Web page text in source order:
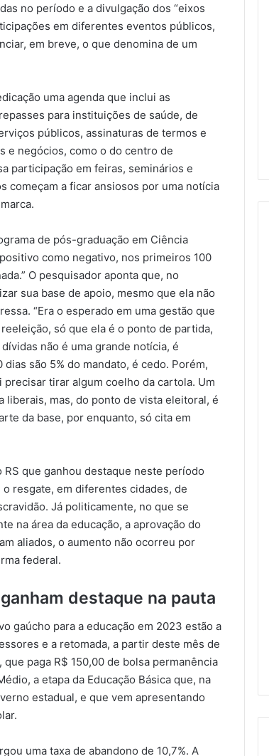
no período e a divulgação dos “eixos
em diferentes eventos públicos,
em breve, o que denomina de um
uma agenda que inclui as
para instituições de saúde, de
públicos, assinaturas de termos e
e negócios, como o do centro de
participação em feiras, seminários e
começam a ficar ansiosos por uma notícia
de pós-graduação em Ciência
como negativo, nos primeiros 100
O pesquisador aponta que, no
sua base de apoio, mesmo que ela não
“Era o esperado em uma gestão que
só que ela é o ponto de partida,
não é uma grande notícia, é
são 5% do mandato, é cedo. Porém,
tirar algum coelho da cartola. Um
liberais, mas, do ponto de vista eleitoral, é
da base, por enquanto, só cita em
que ganhou destaque neste período
resgate, em diferentes cidades, de
Já politicamente, no que se
na área da educação, a aprovação do
aliados, o aumento não ocorreu por
federal.
destaque na pauta
gaúcho para a educação em 2023 estão a
e a retomada, a partir deste mês de
que paga R$ 150,00 de bolsa permanência
a etapa da Educação Básica que, na
estadual, e que vem apresentando
uma taxa de abandono de 10,7%. A